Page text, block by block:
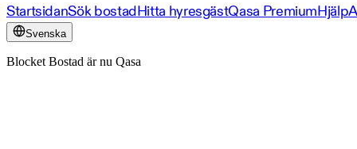
StartsidanSök bostadHitta hyresgästQasa PremiumHjälp
Svenska
Blocket Bostad är nu Qasa